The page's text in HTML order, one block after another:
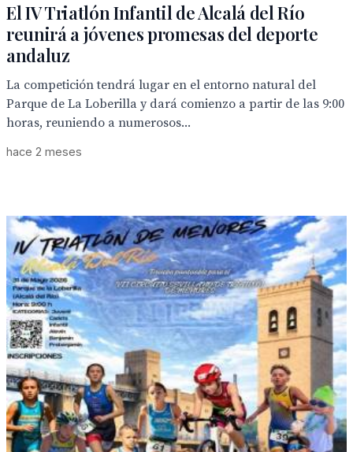
El IV Triatlón Infantil de Alcalá del Río
reunirá a jóvenes promesas del deporte
andaluz
La competición tendrá lugar en el entorno natural del
Parque de La Loberilla y dará comienzo a partir de las 9:00
horas, reuniendo a numerosos...
hace 2 meses